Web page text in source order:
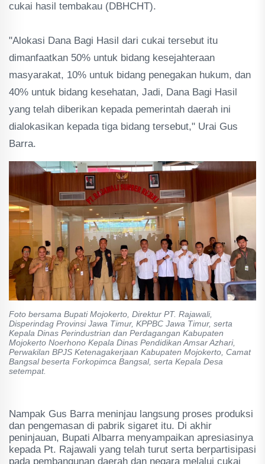
cukai hasil tembakau (DBHCHT).
"Alokasi Dana Bagi Hasil dari cukai tersebut itu
dimanfaatkan 50% untuk bidang kesejahteraan
masyarakat, 10% untuk bidang penegakan hukum, dan
40% untuk bidang kesehatan, Jadi, Dana Bagi Hasil
yang telah diberikan kepada pemerintah daerah ini
dialokasikan kepada tiga bidang tersebut," Urai Gus
Barra.
Foto bersama Bupati Mojokerto, Direktur PT. Rajawali,
Disperindag Provinsi Jawa Timur, KPPBC Jawa Timur, serta
Kepala Dinas Perindustrian dan Perdagangan Kabupaten
Mojokerto Noerhono Kepala Dinas Pendidikan Amsar Azhari,
Perwakilan BPJS Ketenagakerjaan Kabupaten Mojokerto, Camat
Bangsal beserta Forkopimca Bangsal, serta Kepala Desa
setempat.
Nampak Gus Barra meninjau langsung proses produksi
dan pengemasan di pabrik sigaret itu. Di akhir
peninjauan, Bupati Albarra menyampaikan apresiasinya
kepada Pt. Rajawali yang telah turut serta berpartisipasi
pada pembangunan daerah dan negara melalui cukai